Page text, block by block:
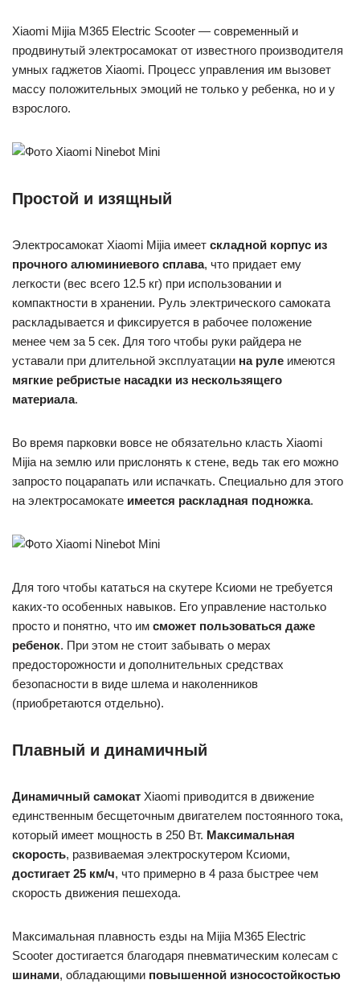
Xiaomi Mijia M365 Electric Scooter — современный и
продвинутый электросамокат от известного производителя
умных гаджетов Xiaomi. Процесс управления им вызовет
массу положительных эмоций не только у ребенка, но и у
взрослого.
Простой и изящный
Электросамокат Xiaomi Mijia имеет складной корпус из
прочного алюминиевого сплава, что придает ему
легкости (вес всего 12.5 кг) при использовании и
компактности в хранении. Руль электрического самоката
раскладывается и фиксируется в рабочее положение
менее чем за 5 сек. Для того чтобы руки райдера не
уставали при длительной эксплуатации на руле имеются
мягкие ребристые насадки из нескользящего
материала.
Во время парковки вовсе не обязательно класть Xiaomi
Mijia на землю или прислонять к стене, ведь так его можно
запросто поцарапать или испачкать. Специально для этого
на электросамокате имеется раскладная подножка.
Для того чтобы кататься на скутере Ксиоми не требуется
каких-то особенных навыков. Его управление настолько
просто и понятно, что им сможет пользоваться даже
ребенок. При этом не стоит забывать о мерах
предосторожности и дополнительных средствах
безопасности в виде шлема и наколенников
(приобретаются отдельно).
Плавный и динамичный
Динамичный самокат Xiaomi приводится в движение
единственным бесщеточным двигателем постоянного тока,
который имеет мощность в 250 Вт. Максимальная
скорость, развиваемая электроскутером Ксиоми,
достигает 25 км/ч, что примерно в 4 раза быстрее чем
скорость движения пешехода.
Максимальная плавность езды на Mijia M365 Electric
Scooter достигается благодаря пневматическим колесам с
шинами, обладающими повышенной износостойкостью